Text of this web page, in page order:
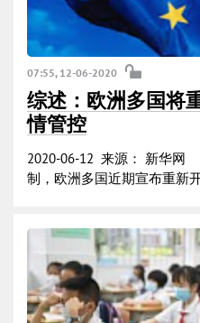
07:55, 12-06-2020
综述：欧洲多国将
情管控
2020-06-12 来源： 新华
制，欧洲多国近期宣布重新